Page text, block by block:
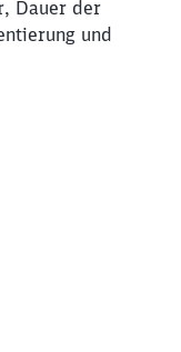
Dauer der
und